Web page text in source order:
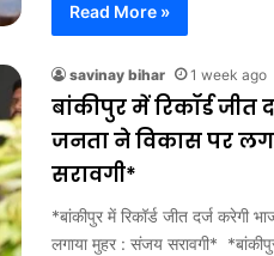
Read More »
savinay bihar 1 week ago
बांकीपुर में रिकॉर्ड जीत
जनता ने विकास पर
सरावगी*
‎*बांकीपुर में रिकॉर्ड जीत दर्ज करेगी
लगाया मुहर : संजय सरावगी*